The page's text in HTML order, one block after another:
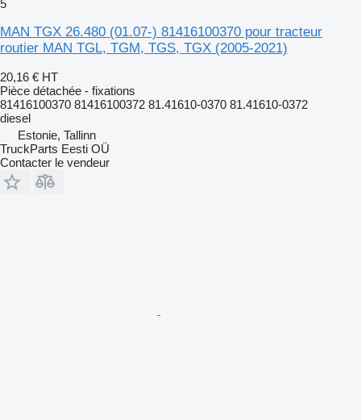
5
MAN TGX 26.480 (01.07-) 81416100370 pour tracteur
routier MAN TGL, TGM, TGS, TGX (2005-2021)
20,16 € HT
Pièce détachée - fixations
81416100370 81416100372 81.41610-0370 81.41610-0372
diesel
Estonie, Tallinn
TruckParts Eesti OÜ
Contacter le vendeur